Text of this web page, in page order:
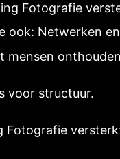
Fotografie
ook: Netwerken
mensen
voor structuur.
Fotografie